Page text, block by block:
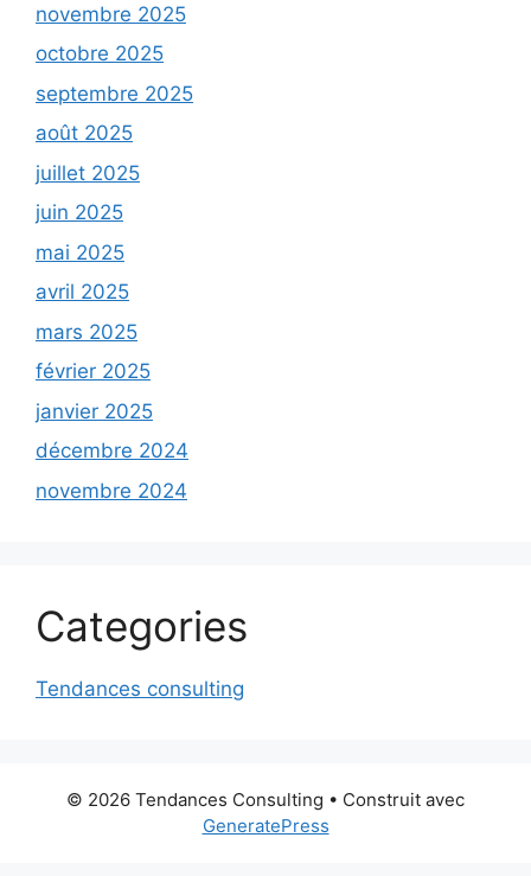
novembre 2025
octobre 2025
septembre 2025
août 2025
juillet 2025
juin 2025
mai 2025
avril 2025
mars 2025
février 2025
janvier 2025
décembre 2024
novembre 2024
Categories
Tendances consulting
© 2026 Tendances Consulting • Construit avec
GeneratePress